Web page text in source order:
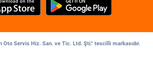
Oto Servis Hiz. San. ve Tic. Ltd. Şti." tescilli markasıdır.